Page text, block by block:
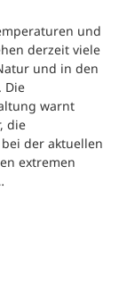
und
derzeit viele
und in den
Die
warnt
die
der aktuellen
extremen